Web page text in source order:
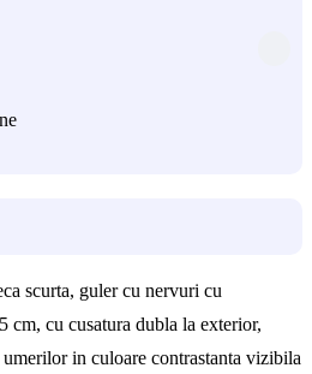
scurta, guler cu nervuri cu
cm, cu cusatura dubla la exterior,
in culoare contrastanta vizibila